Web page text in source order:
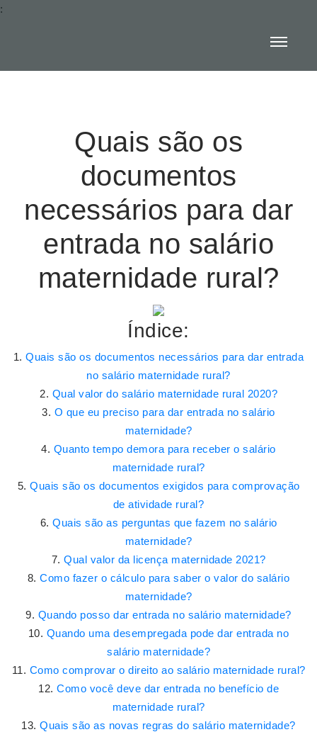
:
Quais são os
documentos
necessários para dar
entrada no salário
maternidade rural?
Índice:
Quais são os documentos necessários para dar entrada
no salário maternidade rural?
Qual valor do salário maternidade rural 2020?
O que eu preciso para dar entrada no salário
maternidade?
Quanto tempo demora para receber o salário
maternidade rural?
Quais são os documentos exigidos para comprovação
de atividade rural?
Quais são as perguntas que fazem no salário
maternidade?
Qual valor da licença maternidade 2021?
Como fazer o cálculo para saber o valor do salário
maternidade?
Quando posso dar entrada no salário maternidade?
Quando uma desempregada pode dar entrada no
salário maternidade?
Como comprovar o direito ao salário maternidade rural?
Como você deve dar entrada no benefício de
maternidade rural?
Quais são as novas regras do salário maternidade?